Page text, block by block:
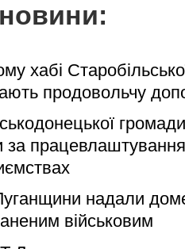
хабі
продовольчу
за
надали
військовим